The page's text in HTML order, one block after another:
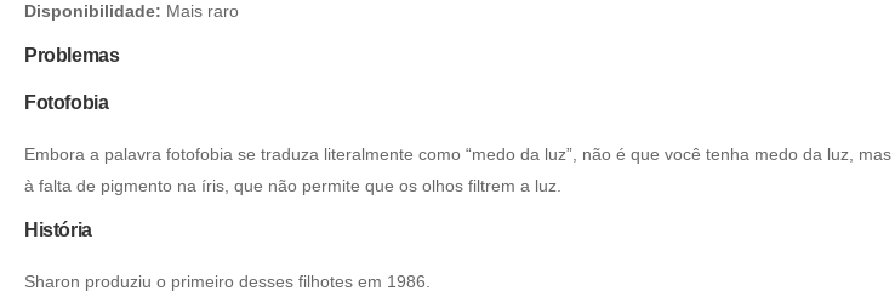
Disponibilidade: Mais raro
Problemas
Fotofobia
Embora a palavra fotofobia se traduza literalmente como “medo da luz”, não é que você tenha medo da luz,
à falta de pigmento na íris, que não permite que os olhos filtrem a luz.
História
Sharon produziu o primeiro desses filhotes em 1986.